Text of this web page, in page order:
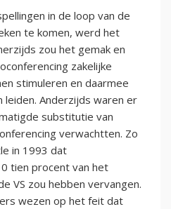
in de loop van de
te komen, werd het
zou het gemak en
zakelijke
stimuleren en daarmee
Anderzijds waren er
substitutie van
verwachtten. Zo
in 1993 dat
tien procent van het
VS zou hebben vervangen.
wezen op het feit dat